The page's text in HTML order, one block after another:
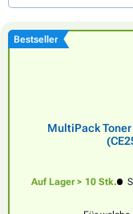
Bestseller
MultiPack Toner
Auf Lager > 10 Stk.